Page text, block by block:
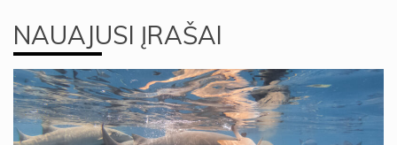
NAUAJUSI ĮRAŠAI